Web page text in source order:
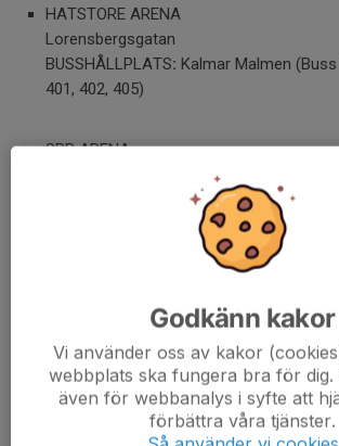
HATSTORE ARENA
Lorensbergsgatan
BUSSHÅLLPLATS: Kalmar Malmen (Buss
401, 402, 405)
SBB ARENA
Fölehagsvägen (Buss
ÖLANDS BANK CENTER
BUSSHÅLLPLATS: Färjestadens
Granitvägen/Järnvägsgatan (Buss 106)
KALMAR SPORTCENTER
Smålandsgatan 23
Godkänn kakor
Vi använder oss av kakor
webbplats ska fungera bra för dig.
även för webbanalys i syfte att
förbättra våra tjänster.